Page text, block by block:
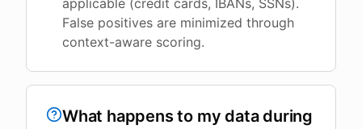
applicable (credit cards, IBANs, SSNs).
False positives are minimized through
context-aware scoring.
What happens to my data during